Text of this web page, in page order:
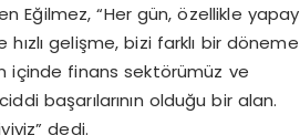
Eğilmez, “Her gün, özellikle yapay
gelişme, bizi farklı bir döneme
içinde finans sektörümüz ve
başarılarının olduğu bir alan.
dedi.